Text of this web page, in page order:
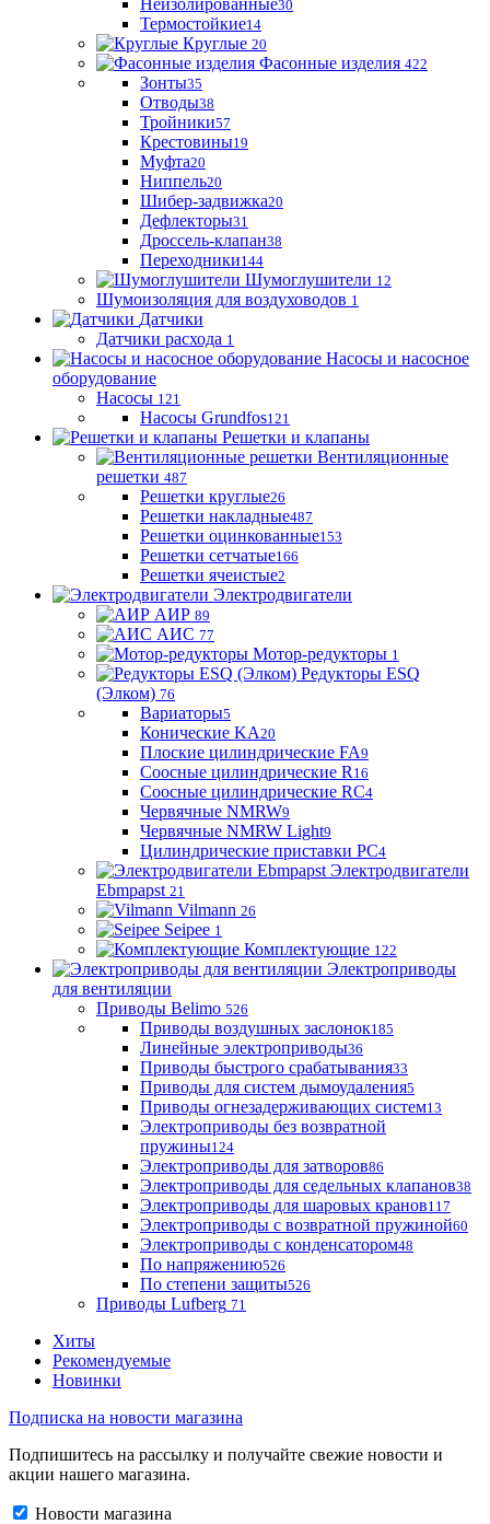
Неизолированные30
Термостойкие14
Круглые 20
Фасонные изделия 422
Зонты35
Отводы38
Тройники57
Крестовины19
Муфта20
Ниппель20
Шибер-задвижка20
Дефлекторы31
Дроссель-клапан38
Переходники144
Шумоглушители 12
Шумоизоляция для воздуховодов 1
Датчики
Датчики расхода 1
Насосы и насосное
оборудование
Насосы 121
Насосы Grundfos121
Решетки и клапаны
Вентиляционные
решетки 487
Решетки круглые26
Решетки накладные487
Решетки оцинкованные153
Решетки сетчатые166
Решетки ячеистые2
Электродвигатели
АИР 89
АИС 77
Мотор-редукторы 1
Редукторы ESQ
(Элком) 76
Вариаторы5
Конические KA20
Плоские цилиндрические FA9
Соосные цилиндрические R 16
Соосные цилиндрические RC4
Червячные NMRW9
Червячные NMRW Light9
Цилиндрические приставки PC4
Электродвигатели
Ebmpapst 21
Vilmann 26
Seipee 1
Комплектующие 122
Электроприводы
для вентиляции
Приводы Belimo 526
Приводы воздушных заслонок185
Линейные электроприводы36
Приводы быстрого срабатывания33
Приводы для систем дымоудаления5
Приводы огнезадерживающих систем13
Электроприводы без возвратной
пружины124
Электроприводы для затворов86
Электроприводы для седельных клапанов38
Электроприводы для шаровых кранов117
Электроприводы с возвратной пружиной60
Электроприводы с конденсатором48
По напряжению526
По степени защиты526
Приводы Lufberg 71
Хиты
Рекомендуемые
Новинки
Подписка на новости магазина
Подпишитесь на рассылку и получайте свежие новости и
акции нашего магазина.
Новости магазина